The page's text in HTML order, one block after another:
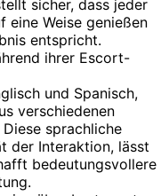
sicher, dass jeder
eine Weise genießen
entspricht.
ihrer Escort-
und Spanisch,
verschiedenen
sprachliche
der Interaktion, lässt
bedeutungsvollere